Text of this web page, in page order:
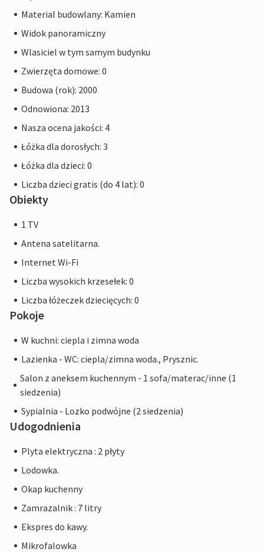
Material budowlany: Kamien
Widok panoramiczny
Wlasiciel w tym samym budynku
Zwierzęta domowe: 0
Budowa (rok): 2000
Odnowiona: 2013
Nasza ocena jakości: 4
Łóżka dla dorosłych: 3
Łóżka dla dzieci: 0
Liczba dzieci gratis (do 4 lat): 0
Obiekty
1 TV
Antena satelitarna.
Internet Wi-Fi
Liczba wysokich krzesełek: 0
Liczba łóżeczek dziecięcych: 0
Pokoje
W kuchni: ciepla i zimna woda
Lazienka - WC: ciepla/zimna woda., Prysznic.
Salon z aneksem kuchennym - 1 sofa/materac/inne (1
siedzenia)
Sypialnia - Lozko podwójne (2 siedzenia)
Udogodnienia
Plyta elektryczna : 2 płyty
Lodowka.
Okap kuchenny
Zamrazalnik : 7 litry
Ekspres do kawy.
Mikrofalowka